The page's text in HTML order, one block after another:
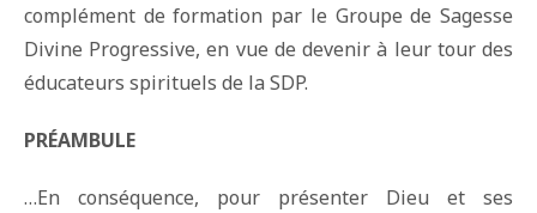
complément de formation par le Groupe de Sagesse
Divine Progressive, en vue de devenir à leur tour des
éducateurs spirituels de la SDP.
PRÉAMBULE
…En conséquence, pour présenter Dieu et ses